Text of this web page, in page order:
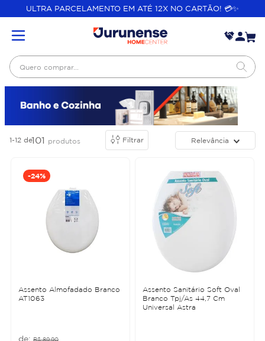
ULTRA PARCELAMENTO EM ATÉ 12X NO CARTÃO! 💳✨
Quero comprar...
1-12 de101 produtos Filtrar Relevância
-24%
Assento Almofadado Branco
AT1063
R$ 89,90
Assento Sanitário Soft Oval
Branco Tpj/As 44,7 Cm
Universal Astra